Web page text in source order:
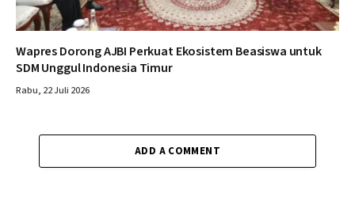
Wapres Dorong AJBI Perkuat Ekosistem Beasiswa untuk
SDM Unggul Indonesia Timur
Rabu, 22 Juli 2026
ADD A COMMENT